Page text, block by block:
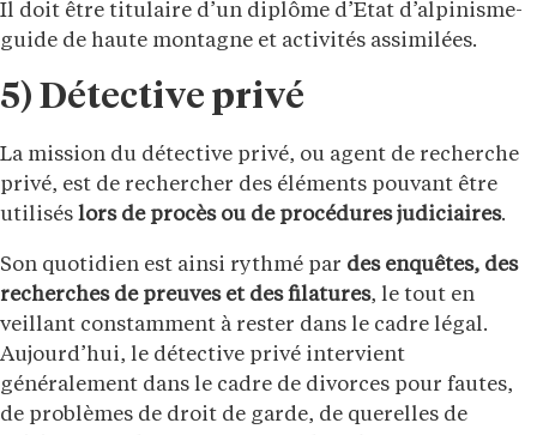
Il doit être titulaire d’un diplôme d’Etat d’alpinisme-
guide de haute montagne et activités assimilées.
5) Détective privé
La mission du détective privé, ou agent de recherche
privé, est de rechercher des éléments pouvant être
utilisés lors de procès ou de procédures judiciaires.
Son quotidien est ainsi rythmé par des enquêtes, des
recherches de preuves et des filatures, le tout en
veillant constamment à rester dans le cadre légal.
Aujourd’hui, le détective privé intervient
généralement dans le cadre de divorces pour fautes,
de problèmes de droit de garde, de querelles de